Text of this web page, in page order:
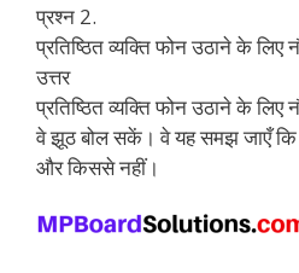
प्रश्न 2.
प्रतिष्ठित व्यक्ति फोन उठाने के लिए
उत्तर
प्रतिष्ठित व्यक्ति फोन उठाने के
वे झूठ बोल सकें। वे यह समझ जाएँ कि
और किससे नहीं।